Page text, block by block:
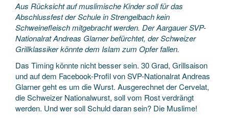
Aus Rücksicht auf muslimische Kinder soll für das
Abschlussfest der Schule in Strengelbach kein
Schweinefleisch mitgebracht werden. Der Aargauer SVP-
Nationalrat Andreas Glarner befürchtet, der Schweizer
Grillklassiker könnte dem Islam zum Opfer fallen.
Das Timing könnte nicht besser sein. 30 Grad, Grillsaison
und auf dem Facebook-Profil von SVP-Nationalrat Andreas
Glarner geht es um die Wurst. Ausgerechnet der Cervelat,
die Schweizer Nationalwurst, soll vom Rost verdrängt
werden. Und wer soll Schuld daran sein? Die Muslime!